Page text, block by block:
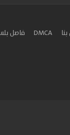
DMCA فاصل